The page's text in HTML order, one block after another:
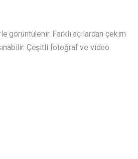
Farklı açılardan çekim
Çeşitli fotoğraf ve video